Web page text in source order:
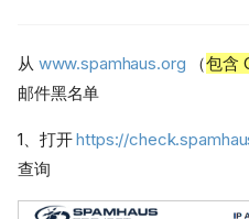
从 www.spamhaus.org （包含
邮件黑名单
1、打开https://
查询